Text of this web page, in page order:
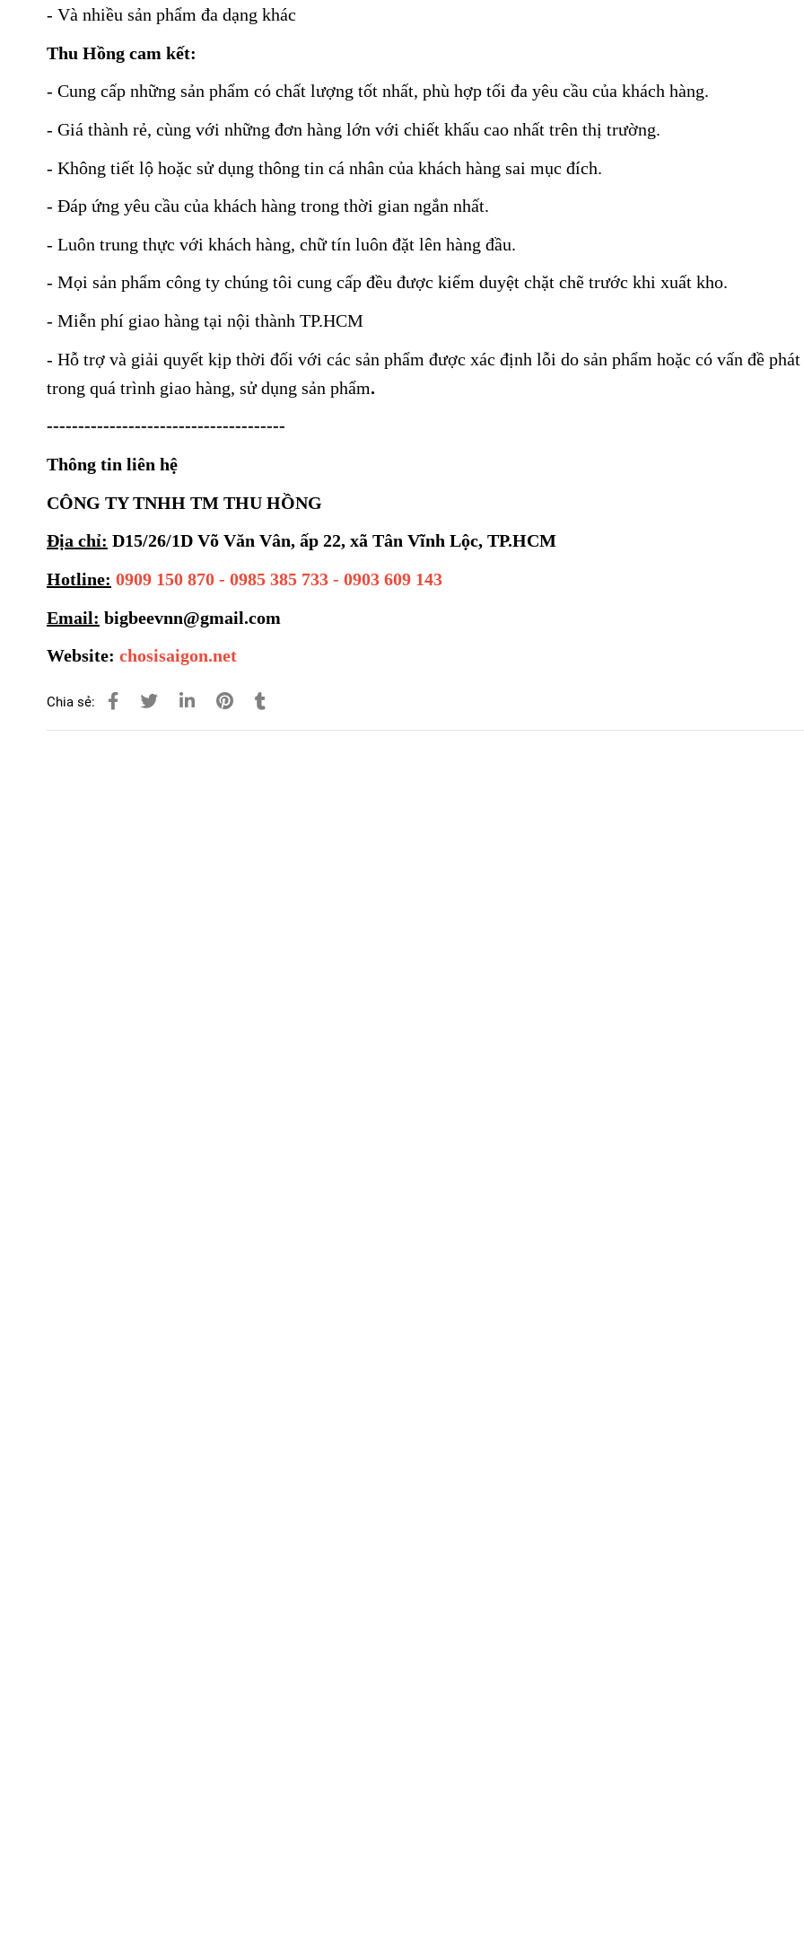
- Và nhiều sản phẩm đa dạng khác
Thu Hồng cam kết:
- Cung cấp những sản phẩm có chất lượng tốt nhất, phù hợp tối đa yêu cầu của khách hàng.
- Giá thành rẻ, cùng với những đơn hàng lớn với chiết khấu cao nhất trên thị trường.
- Không tiết lộ hoặc sử dụng thông tin cá nhân của khách hàng sai mục đích.
- Đáp ứng yêu cầu của khách hàng trong thời gian ngắn nhất.
- Luôn trung thực với khách hàng, chữ tín luôn đặt lên hàng đầu.
- Mọi sản phẩm công ty chúng tôi cung cấp đều được kiểm duyệt chặt chẽ trước khi xuất kho.
- Miễn phí giao hàng tại nội thành TP.HCM
- Hỗ trợ và giải quyết kịp thời đối với các sản phẩm được xác định lỗi do sản phẩm hoặc có vấn đề
trong quá trình giao hàng, sử dụng sản phẩm.
--------------------------------------
Thông tin liên hệ
CÔNG TY TNHH TM THU HỒNG
Địa chỉ: D15/26/1D Võ Văn Vân, ấp 22, xã Tân Vĩnh Lộc, TP.HCM
Hotline: 0909 150 870 - 0985 385 733 - 0903 609 143
Email: bigbeevnn@gmail.com
Website: chosisaigon.net
Chia sẻ: